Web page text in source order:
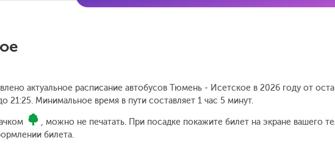
актуальное расписание автобусов Тюмень - Исетское в 2026 году от
21:25. Минимальное время в пути составляет 1 час 5 минут.
, можно не печатать. При посадке покажите билет на экране вашего
билета.